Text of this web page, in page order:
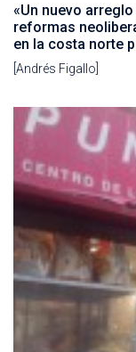
«Un nuevo
reformas
en la costa norte
[Andrés Figallo]